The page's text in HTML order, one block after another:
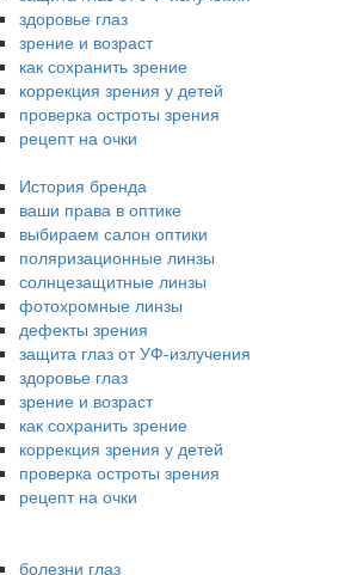
здоровье глаз
зрение и возраст
как сохранить зрение
коррекция зрения у детей
проверка остроты зрения
рецепт на очки
История бренда
ваши права в оптике
выбираем салон оптики
поляризационные линзы
солнцезащитные линзы
фотохромные линзы
дефекты зрения
защита глаз от УФ-излучения
здоровье глаз
зрение и возраст
как сохранить зрение
коррекция зрения у детей
проверка остроты зрения
рецепт на очки
болезни глаз